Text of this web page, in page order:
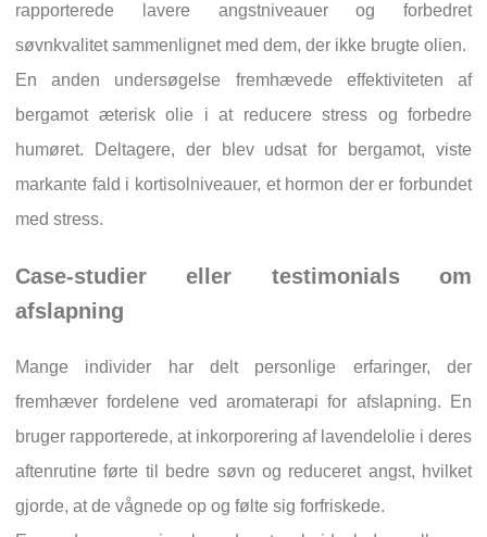
rapporterede lavere angstniveauer og forbedret
søvnkvalitet sammenlignet med dem, der ikke brugte olien.
En anden undersøgelse fremhævede effektiviteten af
bergamot æterisk olie i at reducere stress og forbedre
humøret. Deltagere, der blev udsat for bergamot, viste
markante fald i kortisolniveauer, et hormon der er forbundet
med stress.
Case-studier eller testimonials om
afslapning
Mange individer har delt personlige erfaringer, der
fremhæver fordelene ved aromaterapi for afslapning. En
bruger rapporterede, at inkorporering af lavendelolie i deres
aftenrutine førte til bedre søvn og reduceret angst, hvilket
gjorde, at de vågnede op og følte sig forfriskede.